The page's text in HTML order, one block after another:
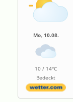
Mo, 10.08.
10 / 14°C
Bedeckt